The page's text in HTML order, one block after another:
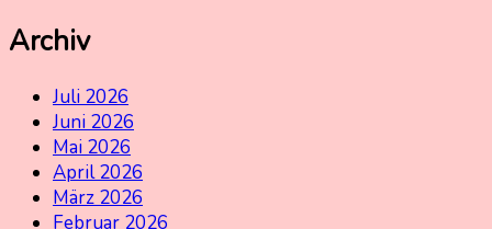
Archiv
Juli 2026
Juni 2026
Mai 2026
April 2026
März 2026
Februar 2026